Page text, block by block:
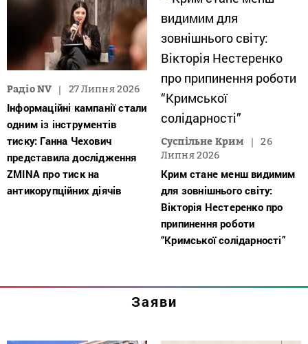
Радіо NV 27 Липня 2026
Інформаційні кампанії стали
одним із інструментів
тиску: Ганна Чехович
представила дослідження
ZMINA про тиск на
антикорупційних діячів
Суспільне Крим
26
Липня 2026
Крим стане менш видимим
для зовнішнього світу:
Вікторія Нестеренко про
припинення роботи
“Кримської солідарності”
Заяви